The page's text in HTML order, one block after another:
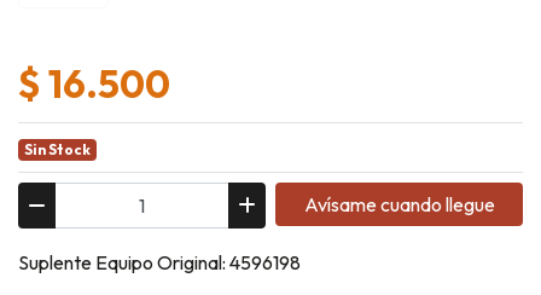
$ 16.500
Sin Stock
Avísame cuando llegue
Suplente Equipo Original: 4596198